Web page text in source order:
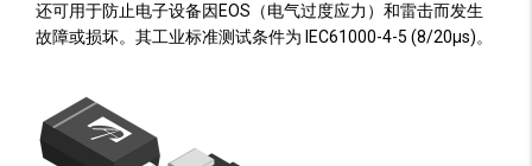
还可用于防止电子设备因EOS（电气过度应力）和雷击而发生
故障或损坏。其工业标准测试条件为 IEC61000-4-5 (8/20µs)。